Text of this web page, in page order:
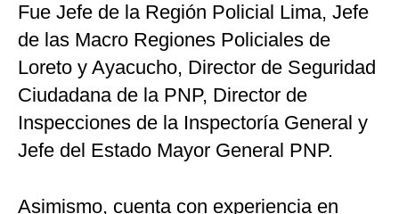
Fue Jefe de la Región Policial Lima, Jefe
de las Macro Regiones Policiales de
Loreto y Ayacucho, Director de Seguridad
Ciudadana de la PNP, Director de
Inspecciones de la Inspectoría General y
Jefe del Estado Mayor General PNP.
Asimismo, cuenta con experiencia en